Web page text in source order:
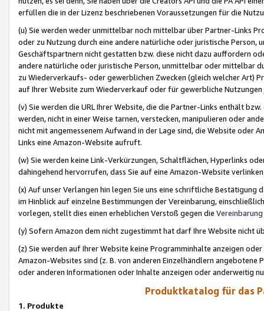
erfüllen die in der Lizenz beschriebenen Voraussetzungen für die
(u) Sie werden weder unmittelbar noch mittelbar über Partner-Links
oder zu Nutzung durch eine andere natürliche oder juristische
Geschäftspartnern nicht gestatten bzw. diese nicht dazu auffordern
andere natürliche oder juristische Person, unmittelbar oder mittelbar
zu Wiederverkaufs- oder gewerblichen Zwecken (gleich welcher Art)
auf Ihrer Website zum Wiederverkauf oder für gewerbliche
(v) Sie werden die URL Ihrer Website, die die Partner-Links enthält
werden, nicht in einer Weise tarnen, verstecken, manipulieren oder
nicht mit angemessenem Aufwand in der Lage sind, die Website oder
Links eine Amazon-Website aufruft.
(w) Sie werden keine Link-Verkürzungen, Schaltflächen, Hyperlinks
dahingehend hervorrufen, dass Sie auf eine Amazon-Website
(x) Auf unser Verlangen hin legen Sie uns eine schriftliche
im Hinblick auf einzelne Bestimmungen der Vereinbarung,
vorlegen, stellt dies einen erheblichen Verstoß gegen die Vereinbarung
(y) Sofern Amazon dem nicht zugestimmt hat darf Ihre Website nicht
(z) Sie werden auf Ihrer Website keine Programminhalte anzeigen
Amazon-Websites sind (z. B. von anderen Einzelhändlern
oder anderen Informationen oder Inhalte anzeigen oder anderweitig
Produktkatalog für das
1. Produkte